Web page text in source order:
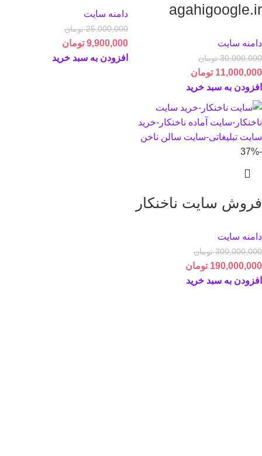
agahigoogle.ir
دامنه سایت
30,000,000 تومان
11,000,000 تومان
افزودن به سبد خرید
دامنه سایت
25,000,000 تومان
9,900,000 تومان
افزودن به سبد خرید
-37%
فروش سایت ناخنکار
دامنه سایت
300,000,000 تومان
190,000,000 تومان
افزودن به سبد خرید